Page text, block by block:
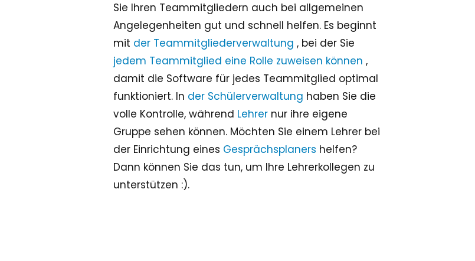
Sie Ihren Teammitgliedern auch bei allgemeinen
Angelegenheiten gut und schnell helfen. Es beginnt
mit der Teammitgliederverwaltung , bei der Sie
jedem Teammitglied eine Rolle zuweisen können ,
damit die Software für jedes Teammitglied optimal
funktioniert. In der Schülerverwaltung haben Sie die
volle Kontrolle, während Lehrer nur ihre eigene
Gruppe sehen können. Möchten Sie einem Lehrer bei
der Einrichtung eines Gesprächsplaners helfen?
Dann können Sie das tun, um Ihre Lehrerkollegen zu
unterstützen :).